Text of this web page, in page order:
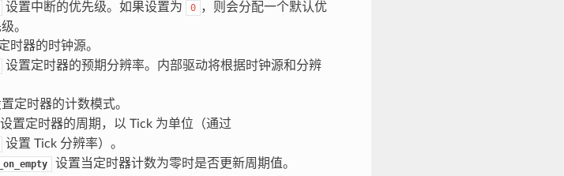
设置中断的优先级。如果设置为 0 ，则会分配一个默认优
。
时器的时钟源。
设置定时器的预期分辨率。内部驱动将根据时钟源和分辨
定时器的计数模式。
设置定时器的周期，以 Tick 为单位（通过
设置 Tick 分辨率）。
设置当定时器计数为零时是否更新周期值。